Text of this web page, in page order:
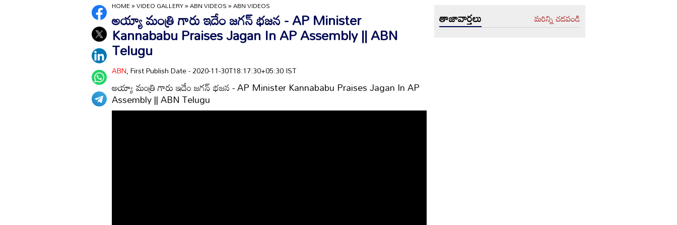
HOME»VIDEO GALLERY»ABN VIDEOS»ABN VIDEOS
అయ్యా మంత్రి గారు ఇదేం జగన్ భజన - AP Minister
Kannababu Praises Jagan In AP Assembly || ABN
Telugu
ABN, First Publish Date - 2020-11-30T18:17:30+05:30 IST
అయ్యా మంత్రి గారు ఇదేం జగన్ భజన - AP Minister Kannababu Praises Jagan In AP
Assembly || ABN Telugu
తాజావార్తలు మరిన్ని చదవండి